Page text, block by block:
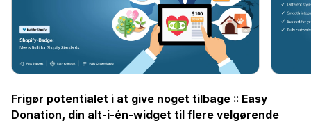
Frigør potentialet i at give noget tilbage :: Easy
Donation, din alt-i-én-widget til flere velgørende